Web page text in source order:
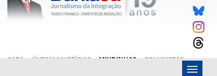
CAPA ÚLTIMAS NOTÍCIAS MIUDINHAS
COLUNISTAS
Menu